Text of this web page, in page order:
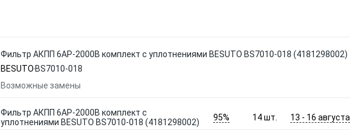
Фильтр АКПП 6AP-2000B комплект с уплотнениями BESUTO BS7010-018 (4181298002)
BESUTO BS7010-018
Возможные замены
Фильтр АКПП 6AP-2000B комплект с
уплотнениями BESUTO BS7010-018 (4181298002)
95% 14шт. 13 - 16 августа